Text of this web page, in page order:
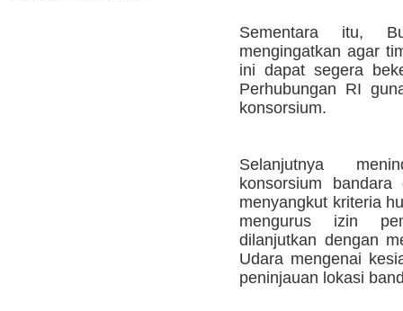
Sementara itu,
mengingatkan agar
ini dapat segera
Perhubungan RI
konsorsium.
Selanjutnya
konsorsium
menyangkut kriteria
mengurus izin
dilanjutkan dengan
Udara mengenai
peninjauan lokasi